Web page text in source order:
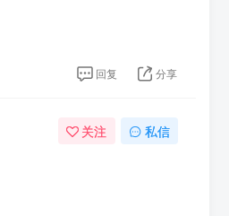
回复 分享
关注 私信